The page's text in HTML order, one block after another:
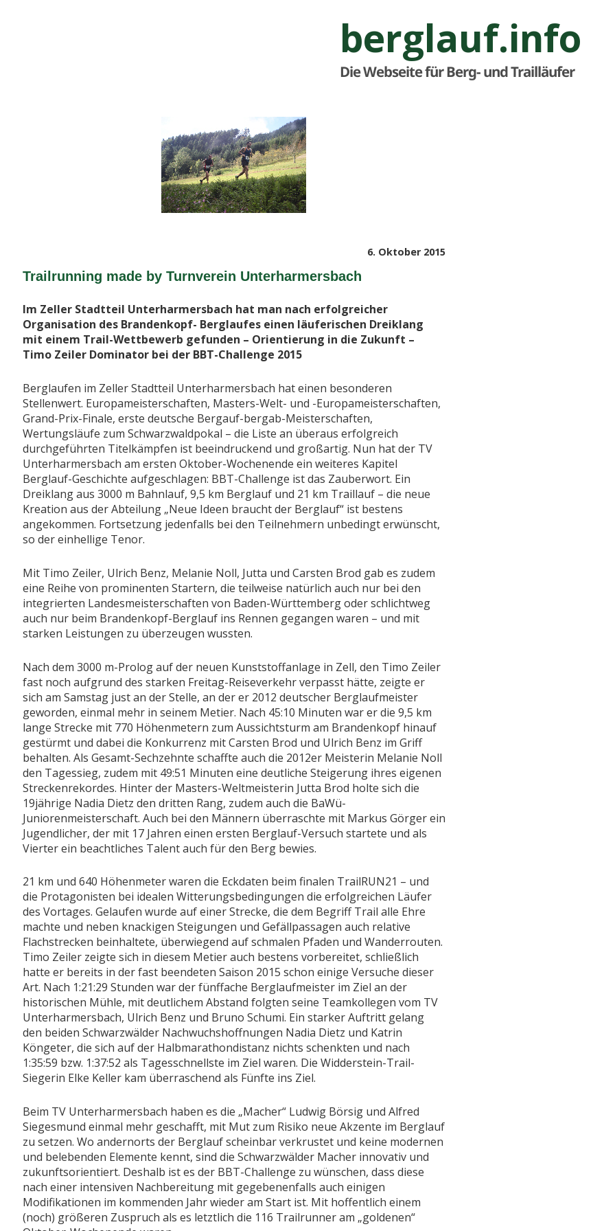
berglauf.info
Die Webseite für Berg- und Trailläufer
Veröffentlicht
6. Oktober 2015
Trailrunning made by Turnverein Unterharmersbach
Im Zeller Stadtteil Unterharmersbach hat man nach erfolgreicher
Organisation des Brandenkopf- Berglaufes einen läuferischen Dreiklang
mit einem Trail-Wettbewerb gefunden – Orientierung in die Zukunft –
Timo Zeiler Dominator bei der BBT-Challenge 2015
Berglaufen im Zeller Stadtteil Unterharmersbach hat einen besonderen
Stellenwert. Europameisterschaften, Masters-Welt- und -Europameisterschaften,
Grand-Prix-Finale, erste deutsche Bergauf-bergab-Meisterschaften,
Wertungsläufe zum Schwarzwaldpokal – die Liste an überaus erfolgreich
durchgeführten Titelkämpfen ist beeindruckend und großartig. Nun hat der TV
Unterharmersbach am ersten Oktober-Wochenende ein weiteres Kapitel
Berglauf-Geschichte aufgeschlagen: BBT-Challenge ist das Zauberwort. Ein
Dreiklang aus 3000 m Bahnlauf, 9,5 km Berglauf und 21 km Traillauf – die neue
Kreation aus der Abteilung „Neue Ideen braucht der Berglauf“ ist bestens
angekommen. Fortsetzung jedenfalls bei den Teilnehmern unbedingt erwünscht,
so der einhellige Tenor.
Mit Timo Zeiler, Ulrich Benz, Melanie Noll, Jutta und Carsten Brod gab es zudem
eine Reihe von prominenten Startern, die teilweise natürlich auch nur bei den
integrierten Landesmeisterschaften von Baden-Württemberg oder schlichtweg
auch nur beim Brandenkopf-Berglauf ins Rennen gegangen waren – und mit
starken Leistungen zu überzeugen wussten.
Nach dem 3000 m-Prolog auf der neuen Kunststoffanlage in Zell, den Timo Zeiler
fast noch aufgrund des starken Freitag-Reiseverkehr verpasst hätte, zeigte er
sich am Samstag just an der Stelle, an der er 2012 deutscher Berglaufmeister
geworden, einmal mehr in seinem Metier. Nach 45:10 Minuten war er die 9,5 km
lange Strecke mit 770 Höhenmetern zum Aussichtsturm am Brandenkopf hinauf
gestürmt und dabei die Konkurrenz mit Carsten Brod und Ulrich Benz im Griff
behalten. Als Gesamt-Sechzehnte schaffte auch die 2012er Meisterin Melanie Noll
den Tagessieg, zudem mit 49:51 Minuten eine deutliche Steigerung ihres eigenen
Streckenrekordes. Hinter der Masters-Weltmeisterin Jutta Brod holte sich die
19jährige Nadia Dietz den dritten Rang, zudem auch die BaWü-
Juniorenmeisterschaft. Auch bei den Männern überraschte mit Markus Görger ein
Jugendlicher, der mit 17 Jahren einen ersten Berglauf-Versuch startete und als
Vierter ein beachtliches Talent auch für den Berg bewies.
21 km und 640 Höhenmeter waren die Eckdaten beim finalen TrailRUN21 – und
die Protagonisten bei idealen Witterungsbedingungen die erfolgreichen Läufer
des Vortages. Gelaufen wurde auf einer Strecke, die dem Begriff Trail alle Ehre
machte und neben knackigen Steigungen und Gefällpassagen auch relative
Flachstrecken beinhaltete, überwiegend auf schmalen Pfaden und Wanderrouten.
Timo Zeiler zeigte sich in diesem Metier auch bestens vorbereitet, schließlich
hatte er bereits in der fast beendeten Saison 2015 schon einige Versuche dieser
Art. Nach 1:21:29 Stunden war der fünffache Berglaufmeister im Ziel an der
historischen Mühle, mit deutlichem Abstand folgten seine Teamkollegen vom TV
Unterharmersbach, Ulrich Benz und Bruno Schumi. Ein starker Auftritt gelang
den beiden Schwarzwälder Nachwuchshoffnungen Nadia Dietz und Katrin
Köngeter, die sich auf der Halbmarathondistanz nichts schenkten und nach
1:35:59 bzw. 1:37:52 als Tagesschnellste im Ziel waren. Die Widderstein-Trail-
Siegerin Elke Keller kam überraschend als Fünfte ins Ziel.
Beim TV Unterharmersbach haben es die „Macher“ Ludwig Börsig und Alfred
Siegesmund einmal mehr geschafft, mit Mut zum Risiko neue Akzente im Berglauf
zu setzen. Wo andernorts der Berglauf scheinbar verkrustet und keine modernen
und belebenden Elemente kennt, sind die Schwarzwälder Macher innovativ und
zukunftsorientiert. Deshalb ist es der BBT-Challenge zu wünschen, dass diese
nach einer intensiven Nachbereitung mit gegebenenfalls auch einigen
Modifikationen im kommenden Jahr wieder am Start ist. Mit hoffentlich einem
(noch) größeren Zuspruch als es letztlich die 116 Trailrunner am „goldenen“